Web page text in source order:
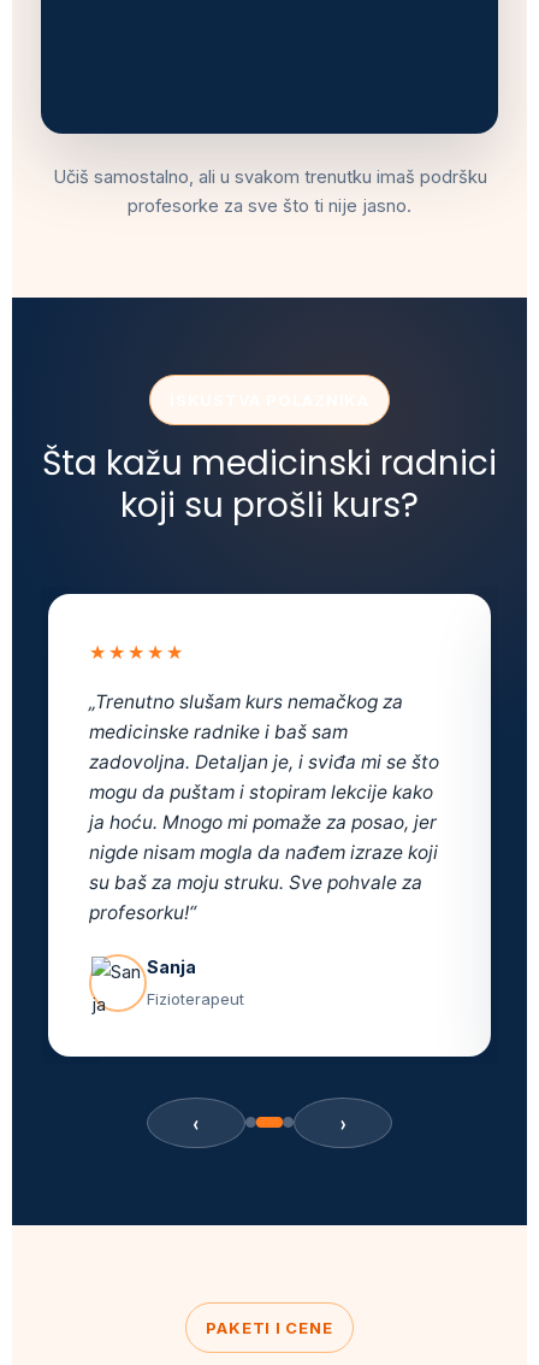
Učiš samostalno, ali u svakom trenutku imaš podršku
profesorke za sve što ti nije jasno.
Šta kažu medicinski radnici
koji su prošli kurs?
★★★★★
„Odlično napredujem. Ovde sam položio
B1 ispit pre par meseci. Kurs za
medicinare mnogo mi znači i preporučio
sam ga kolegama. Bukvalno najbolji
način da naučim sve reči koje mi trebaju
svakodnevno na poslu, a koristim ga i
sad ovde u Nemačkoj kad mi nešto
zatreba.“
Lazar
Medicinski tehničar
‹ ›
PAKETI I CENE